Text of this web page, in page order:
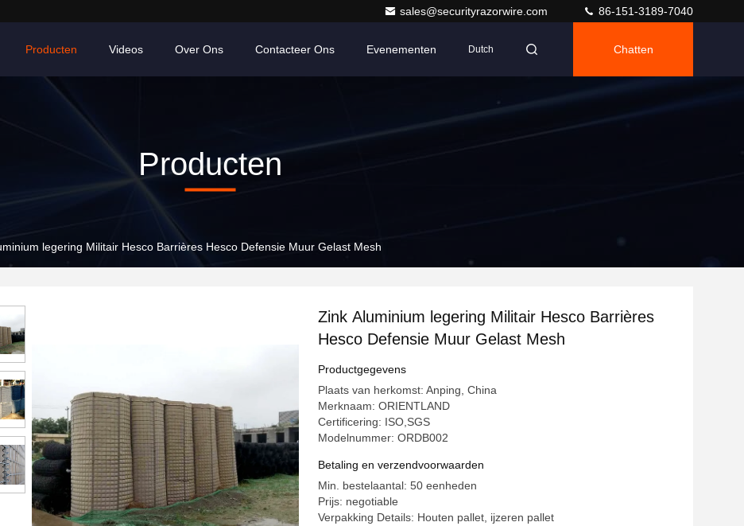
sales@securityrazorwire.com 86-151-3189-7040
Producten Videos Over Ons Contacteer Ons Evenementen Dutch Chatten
Producten
legering Militair Hesco Barrières Hesco Defensie Muur Gelast Mesh
Zink Aluminium legering Militair Hesco Barrières
Hesco Defensie Muur Gelast Mesh
Productgegevens
Plaats van herkomst: Anping, China
Merknaam: ORIENTLAND
Certificering: ISO,SGS
Modelnummer: ORDB002
Betaling en verzendvoorwaarden
Min. bestelaantal: 50 eenheden
Prijs: negotiable
Verpakking Details: Houten pallet, ijzeren pallet